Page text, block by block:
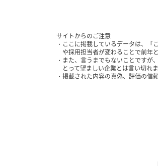
サイトからのご注意
ここに掲載しているデータは、「
や採用担当者が変わることで前年
また、言うまでもないことですが
とって望ましい企業とは言い切れ
掲載された内容の真偽、評価の信